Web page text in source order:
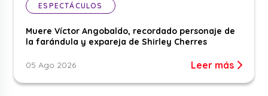
ESPECTÁCULOS
Muere Víctor Angobaldo, recordado personaje de
la farándula y expareja de Shirley Cherres
05 Ago 2026 Leer más